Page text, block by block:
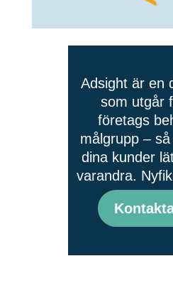
Adsight är en
som utgår
företags
målgrupp –
dina kunder
varandra.